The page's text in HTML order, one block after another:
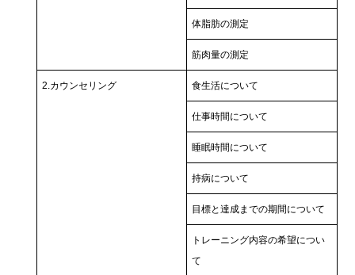
体脂肪の測定
筋肉量の測定
2.カウンセリング 食生活について
仕事時間について
睡眠時間について
持病について
目標と達成までの期間について
トレーニング内容の希望につい
て